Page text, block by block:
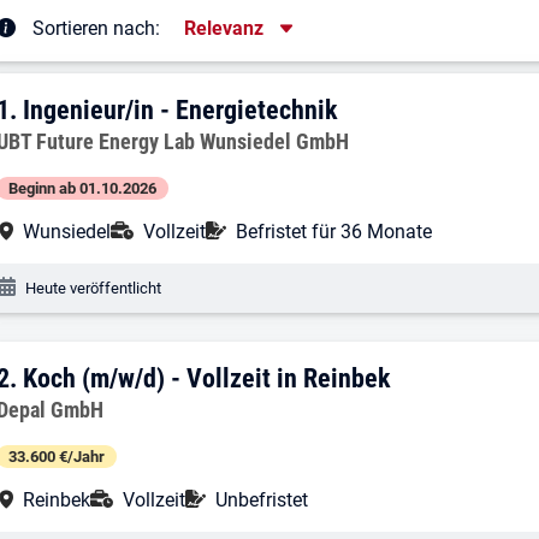
Sortieren nach: Sortierung
Relevanz
Ergebnis: Ingenieur/in - Energietechnik
Ingenieur/in - Energietechnik
Future Energy Lab Wunsiedel GmbH
Beginn ab 01.10.2026
Arbeitsort:
Wunsiedel Anstellungsart:
Vollzeit Befristung:
Befristet für 36 Monate
Veröffentlichungsdatum:
Heute veröffentlicht
Ergebnis: Koch (m/w/d) - Vollzeit in
Koch (m/w/d) - Vollzeit in Reinbek
GmbH
33.600 €/Jahr
Arbeitsort:
Reinbek Anstellungsart:
Vollzeit Befristung:
Unbefristet